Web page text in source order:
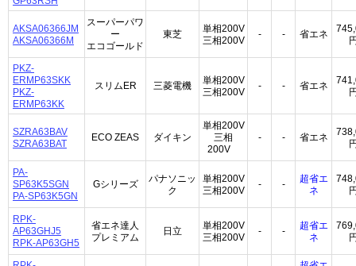
AKSA06366JM
AKSA06366M
スーパーパワ
ー
エコゴールド
東芝
単相200V
三相200V
- - 省エネ
PKZ-
ERMP63SKK
PKZ-
ERMP63KK
スリムER 三菱電機
単相200V
三相200V
- - 省エネ
SZRA63BAV
SZRA63BAT
ECO ZEAS ダイキン
単相200V
三相
200V
- - 省エネ
PA-
SP63K5SGN
PA-SP63K5GN
Gシリーズ
パナソニッ
ク
単相200V
三相200V
- -
超省エ
ネ
RPK-
AP63GHJ5
RPK-AP63GH5
省エネ達人
プレミアム
日立
単相200V
三相200V
- -
超省エ
ネ